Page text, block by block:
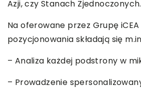
Azji, czy Stanach Zjednoczonych.
Na oferowane przez Grupę iCEA
pozycjonowania składają się
– Analiza każdej podstrony w
– Prowadzenie